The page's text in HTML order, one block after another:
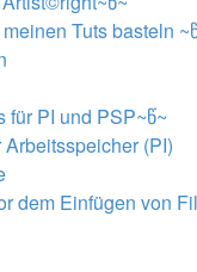
Tuts basteln
für PI und PSP~წ~
(PI)
dem Einfügen von